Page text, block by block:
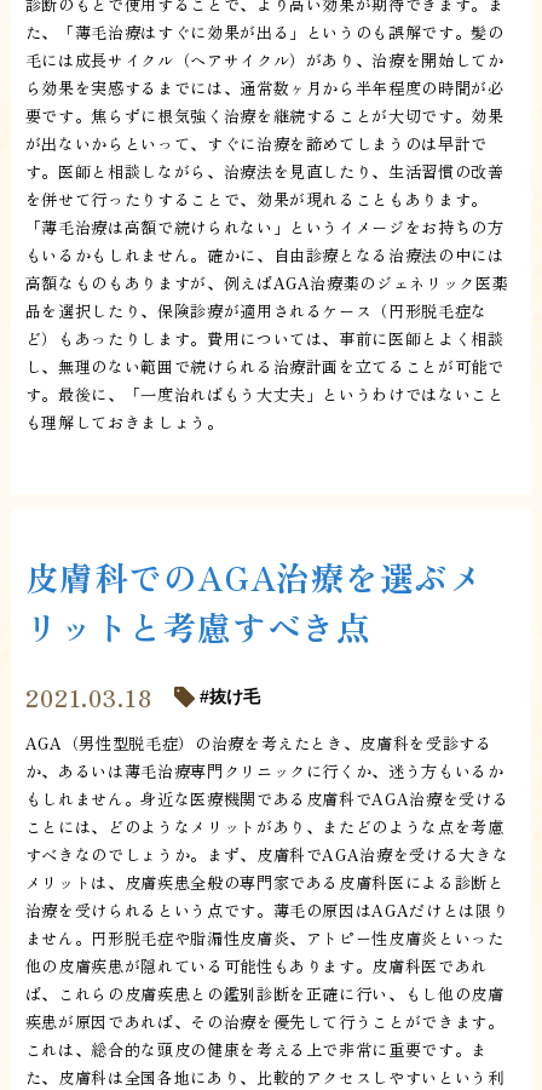
た、「薄毛治療はすぐに効果が出る」というのも誤解です。髪の
毛には成長サイクル（ヘアサイクル）があり、治療を開始してか
ら効果を実感するまでには、通常数ヶ月から半年程度の時間が必
要です。焦らずに根気強く治療を継続することが大切です。効果
が出ないからといって、すぐに治療を諦めてしまうのは早計で
す。医師と相談しながら、治療法を見直したり、生活習慣の改善
を併せて行ったりすることで、効果が現れることもあります。
「薄毛治療は高額で続けられない」というイメージをお持ちの方
もいるかもしれません。確かに、自由診療となる治療法の中には
高額なものもありますが、例えばAGA治療薬のジェネリック医薬
品を選択したり、保険診療が適用されるケース（円形脱毛症な
ど）もあったりします。費用については、事前に医師とよく相談
し、無理のない範囲で続けられる治療計画を立てることが可能で
す。最後に、「一度治ればもう大丈夫」というわけではないこと
も理解しておきましょう。
皮膚科でのAGA治療を選ぶメ
リットと考慮すべき点
2021.03.18 抜け毛
AGA（男性型脱毛症）の治療を考えたとき、皮膚科を受診する
か、あるいは薄毛治療専門クリニックに行くか、迷う方もいるか
もしれません。身近な医療機関である皮膚科でAGA治療を受ける
ことには、どのようなメリットがあり、またどのような点を考慮
すべきなのでしょうか。まず、皮膚科でAGA治療を受ける大きな
メリットは、皮膚疾患全般の専門家である皮膚科医による診断と
治療を受けられるという点です。薄毛の原因はAGAだけとは限り
ません。円形脱毛症や脂漏性皮膚炎、アトピー性皮膚炎といった
他の皮膚疾患が隠れている可能性もあります。皮膚科医であれ
ば、これらの皮膚疾患との鑑別診断を正確に行い、もし他の皮膚
疾患が原因であれば、その治療を優先して行うことができます。
これは、総合的な頭皮の健康を考える上で非常に重要です。ま
た、皮膚科は全国各地にあり、比較的アクセスしやすいという利